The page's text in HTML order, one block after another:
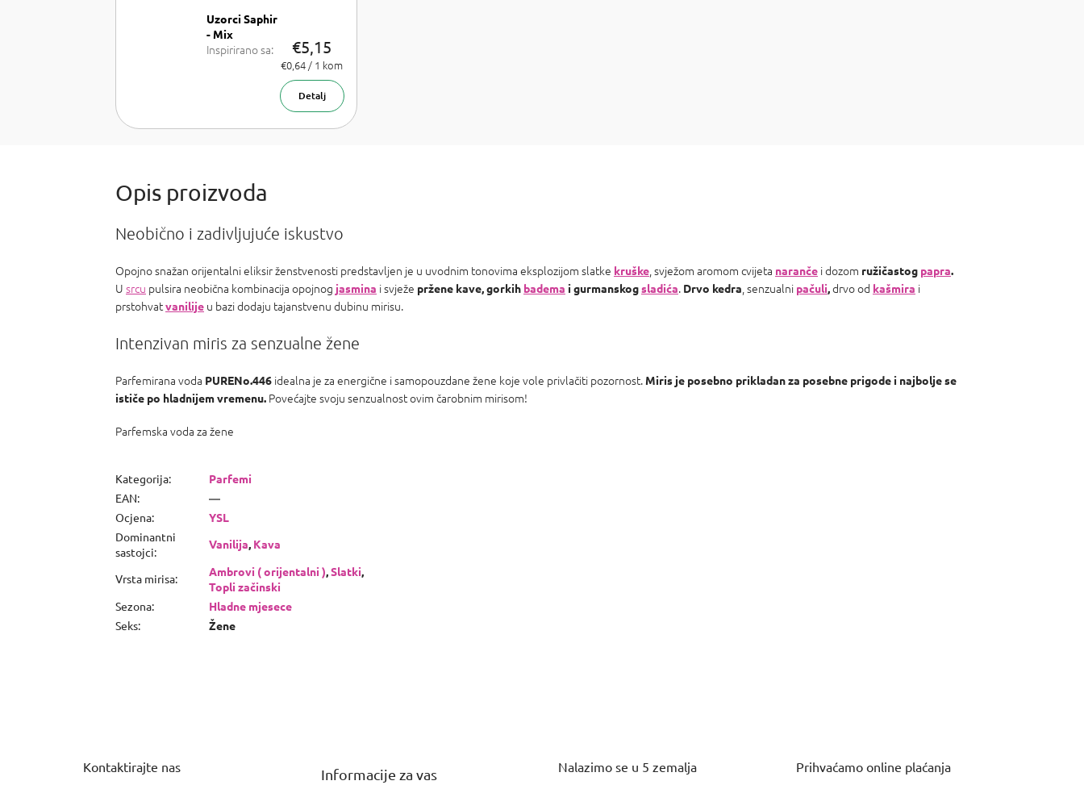
Uzorci Saphir
- Mix
Inspirirano sa:
Mademoiselle,
Baccarat R.
540 a Armani
€5,15
Izmjeri
cijenu:
€0,64 / 1 kom
Detalj
Neobično i zadivljujuće iskustvo
Opojno snažan orijentalni eliksir ženstvenosti predstavljen je u uvodnim tonovima eksplozijom slatke kruške, svježom aromom cvijeta naranče i dozom ružičastog papra.
U srcu pulsira neobična kombinacija opojnog jasmina i svježe pržene kave, gorkih badema i gurmanskogsladića. Drvo kedra, senzualni pačuli,drvo od kašmira i
prstohvatvanilije u bazi dodaju tajanstvenu dubinu mirisu.
Intenzivan miris za senzualne žene
Parfemirana voda PURENo.446 idealna je za energične i samopouzdane žene koje vole privlačiti pozornost. Miris je posebno prikladan za posebne prigode i najboljese
ističe po hladnijem vremenu. Povećajte svoju senzualnost ovim čarobnim mirisom!
Parfemska voda za žene
Kategorija:
Parfemi
EAN:
—
Ocjena:
YSL
Dominantni
sastojci:
Vanilija, Kava
Vrsta mirisa: Ambrovi ( orijentalni ),Slatki,
Topli začinski
Sezona:
Hladne mjesece
Seks: Žene
Kontaktirajte nas Informacije za vas Nalazimo se u 5 zemalja Prihvaćamo online plaćanja